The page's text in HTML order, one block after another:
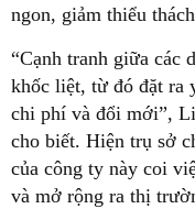
ngon, giảm thiểu
“Cạnh tranh giữa các
khốc liệt, từ đó đặt ra
chi phí và đổi mới”,
cho biết. Hiện trụ sở
của công ty này coi
và mở rộng ra thị